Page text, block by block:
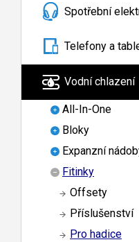
Spotřební
Telefony a
Vodní chlazení
All-In-One
Bloky
Expanzní
Fitinky
Offsety
Příslušenství
Pro hadice